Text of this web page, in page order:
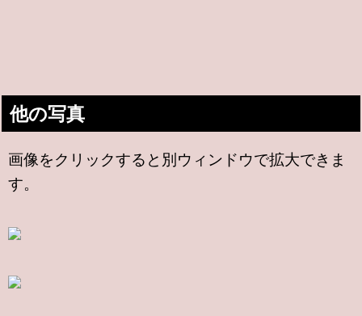
他の写真
画像をクリックすると別ウィンドウで拡大できま
す。